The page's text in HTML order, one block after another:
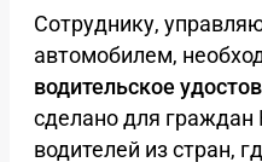
Сотруднику,
автомобилем,
водительское
сделано для граждан
водителей из стран,